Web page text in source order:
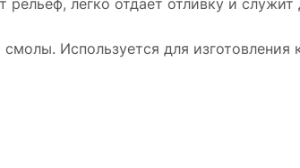
легко отдаёт отливку и
Используется для